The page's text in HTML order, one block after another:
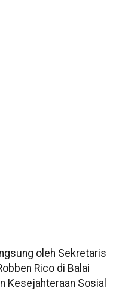
oleh Sekretaris
Rico di Balai
Kesejahteraan Sosial